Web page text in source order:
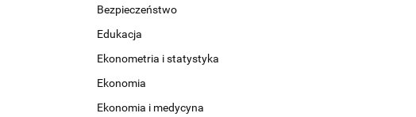
Bezpieczeństwo
Edukacja
Ekonometria i statystyka
Ekonomia
Ekonomia i medycyna